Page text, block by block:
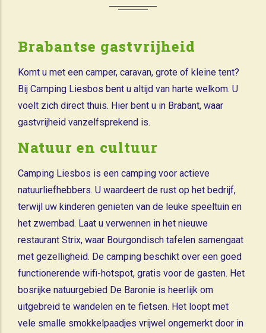
Brabantse gastvrijheid
Komt u met een camper, caravan, grote of kleine tent?
Bij Camping Liesbos bent u altijd van harte welkom. U
voelt zich direct thuis. Hier bent u in Brabant, waar
gastvrijheid vanzelfsprekend is.
Natuur en cultuur
Camping Liesbos is een camping voor actieve
natuurliefhebbers. U waardeert de rust op het bedrijf,
terwijl uw kinderen genieten van de leuke speeltuin en
het zwembad. Laat u verwennen in het nieuwe
restaurant Strix, waar Bourgondisch tafelen samengaat
met gezelligheid. De camping beschikt over een goed
functionerende wifi-hotspot, gratis voor de gasten. Het
bosrijke natuurgebied De Baronie is heerlijk om
uitgebreid te wandelen en te fietsen. Het loopt met
vele smalle smokkelpaadjes vrijwel ongemerkt door in